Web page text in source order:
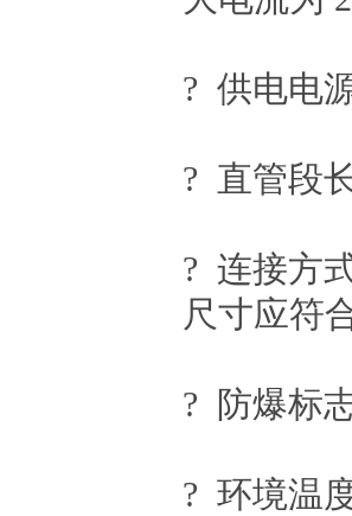
? 供电电
? 直管段
? 连接方
尺寸应符
? 防爆标
? 环境温